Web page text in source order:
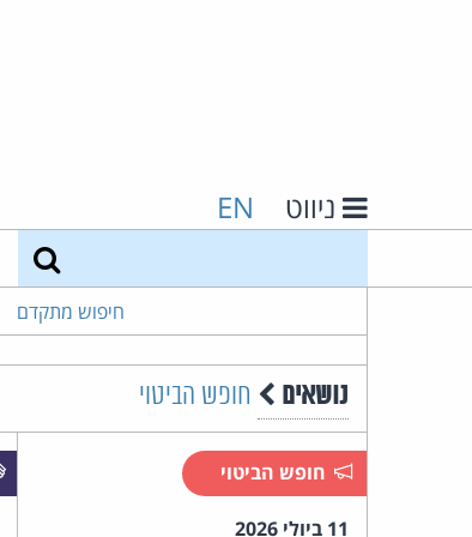
ניווט EN
חיפוש מתקדם
נושאים חופש הביטוי
חופש הביטוי
11 ביולי 2026